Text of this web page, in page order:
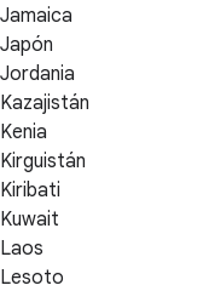
Jamaica
Japón
Jordania
Kazajistán
Kenia
Kirguistán
Kiribati
Kuwait
Laos
Lesoto